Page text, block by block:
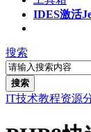
IDES激活
搜索
搜索
IT技术教程资源